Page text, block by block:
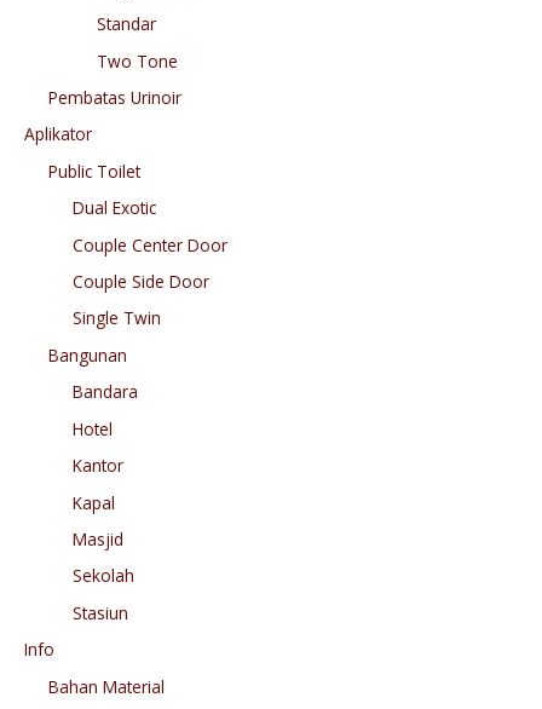
Standar
Two Tone
Pembatas Urinoir
Aplikator
Public Toilet
Dual Exotic
Couple Center Door
Couple Side Door
Single Twin
Bangunan
Bandara
Hotel
Kantor
Kapal
Masjid
Sekolah
Stasiun
Info
Bahan Material